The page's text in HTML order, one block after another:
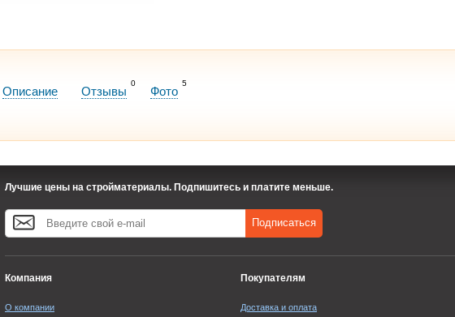
Описание Отзывы
0
Фото
5
Лучшие цены на стройматериалы. Подпишитесь и платите меньше.
Подписаться
Компания
О компании
Покупателям
Доставка и оплата